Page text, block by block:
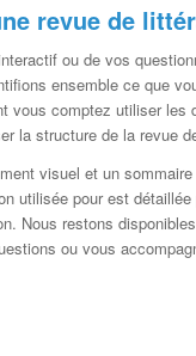
revue de
ou de vos
ensemble ce que
vous comptez utiliser les
la structure de la revue
visuel et un
utilisée pour est détaillée
Nous restons
ou vous